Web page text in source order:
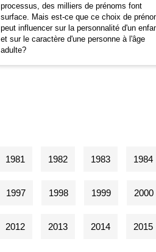
processus, des milliers de prénoms font
surface. Mais est-ce que ce choix de
peut influencer sur la personnalité d'un
et sur le caractère d'une personne à l'âge
adulte?
1981 1982 1983 1984
1997 1998 1999 2000
2012 2013 2014 2015